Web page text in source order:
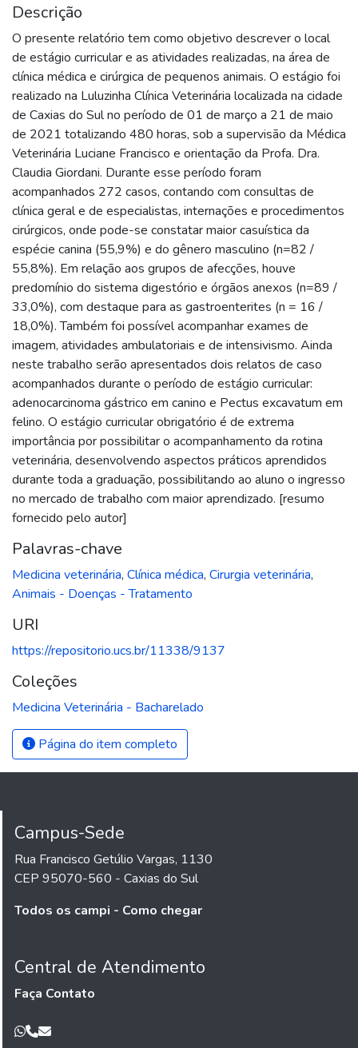
Descrição
O presente relatório tem como objetivo descrever o local
de estágio curricular e as atividades realizadas, na área de
clínica médica e cirúrgica de pequenos animais. O estágio foi
realizado na Luluzinha Clínica Veterinária localizada na cidade
de Caxias do Sul no período de 01 de março a 21 de maio
de 2021 totalizando 480 horas, sob a supervisão da Médica
Veterinária Luciane Francisco e orientação da Profa. Dra.
Claudia Giordani. Durante esse período foram
acompanhados 272 casos, contando com consultas de
clínica geral e de especialistas, internações e procedimentos
cirúrgicos, onde pode-se constatar maior casuística da
espécie canina (55,9%) e do gênero masculino (n=82 /
55,8%). Em relação aos grupos de afecções, houve
predomínio do sistema digestório e órgãos anexos (n=89 /
33,0%), com destaque para as gastroenterites (n = 16 /
18,0%). Também foi possível acompanhar exames de
imagem, atividades ambulatoriais e de intensivismo. Ainda
neste trabalho serão apresentados dois relatos de caso
acompanhados durante o período de estágio curricular:
adenocarcinoma gástrico em canino e Pectus excavatum em
felino. O estágio curricular obrigatório é de extrema
importância por possibilitar o acompanhamento da rotina
veterinária, desenvolvendo aspectos práticos aprendidos
durante toda a graduação, possibilitando ao aluno o ingresso
no mercado de trabalho com maior aprendizado. [resumo
fornecido pelo autor]
Palavras-chave
Medicina veterinária, Clínica médica, Cirurgia veterinária,
Animais - Doenças - Tratamento
URI
https://repositorio.ucs.br/11338/9137
Coleções
Medicina Veterinária - Bacharelado
Página do item completo
Campus-Sede
Rua Francisco Getúlio Vargas, 1130
CEP 95070-560 - Caxias do Sul
Todos os campi - Como chegar
Central de Atendimento
Faça Contato